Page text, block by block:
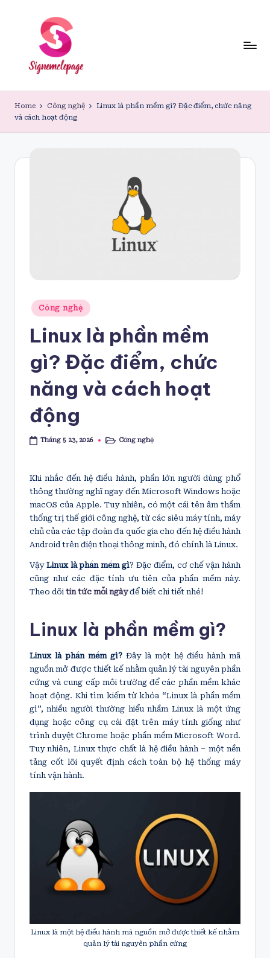
Home Công nghệ
Linux là phần mềm gì? Đặc điểm, chức năng
và cách hoạt động
Posted
in
Công nghệ
Linux là phần mềm
gì? Đặc điểm, chức
năng và cách hoạt
động
Tháng 5 23, 2026
PostedCông nghệ
Khi nhắc đến hệ điều hành, phần lớn người dùng phổ
thông thường nghĩ ngay đến Microsoft Windows hoặc
macOS của Apple. Tuy nhiên, có một cái tên âm thầm
thống trị thế giới công nghệ, từ các siêu máy tính, máy
chủ của các tập đoàn đa quốc gia cho đến hệ điều hành
Android trên điện thoại thông minh, đó chính là Linux.
Vậy Linux là phần mềm gì? Đặc điểm, cơ chế vận hành
cũng như các đặc tính ưu tiên của phần mềm này.
Theo dõi tin tức mỗi ngàyđể biết chi tiết nhé!
Linux là phần mềm gì?
Linux là phần mềm gì? Đây là một hệ điều hành mã
nguồn mở được thiết kế nhằm quản lý tài nguyên phần
cứng và cung cấp môi trường để các phần mềm khác
hoạt động. Khi tìm kiếm từ khóa “Linux là phần mềm
gì”, nhiều người thường hiểu nhầm Linux là một ứng
dụng hoặc công cụ cài đặt trên máy tính giống như
trình duyệt Chrome hoặc phần mềm Microsoft Word.
Tuy nhiên, Linux thực chất là hệ điều hành – một nền
tảng cốt lõi quyết định cách toàn bộ hệ thống máy
tính vận hành.
Linux là một hệ điều hành mã nguồn mở được thiết kế nhằm
quản lý tài nguyên phần cứng